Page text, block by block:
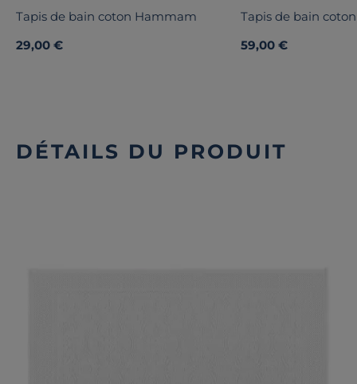
Tapis de bain coton Hammam
29,00 €
Tapis de bain
59,00 €
DÉTAILS DU PRODUIT